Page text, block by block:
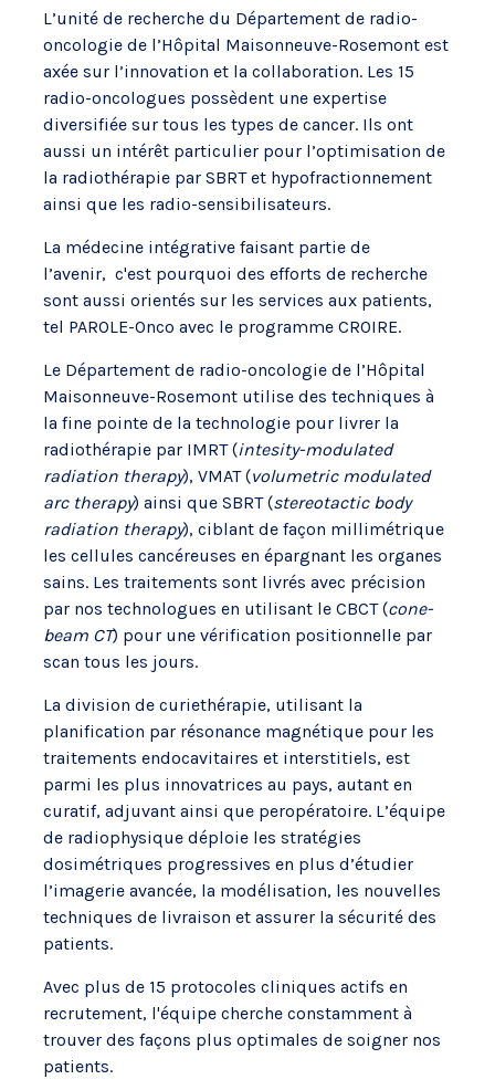
L’unité de recherche du Département de radio-
oncologie de l’Hôpital Maisonneuve-Rosemont est
axée sur l’innovation et la collaboration. Les 15
radio-oncologues possèdent une expertise
diversifiée sur tous les types de cancer. Ils ont
aussi un intérêt particulier pour l’optimisation de
la radiothérapie par SBRT et hypofractionnement
ainsi que les radio-sensibilisateurs.
La médecine intégrative faisant partie de
l’avenir, c'est pourquoi des efforts de recherche
sont aussi orientés sur les services aux patients,
tel PAROLE-Onco avec le programme CROIRE.
Le Département de radio-oncologie de l’Hôpital
Maisonneuve-Rosemont utilise des techniques à
la fine pointe de la technologie pour livrer la
radiothérapie par IMRT (intesity-modulated
radiation therapy), VMAT (volumetric modulated
arc therapy) ainsi que SBRT (stereotactic body
radiation therapy), ciblant de façon millimétrique
les cellules cancéreuses en épargnant les organes
sains. Les traitements sont livrés avec précision
par nos technologues en utilisant le CBCT (cone-
beam CT) pour une vérification positionnelle par
scan tous les jours.
La division de curiethérapie, utilisant la
planification par résonance magnétique pour les
traitements endocavitaires et interstitiels, est
parmi les plus innovatrices au pays, autant en
curatif, adjuvant ainsi que peropératoire. L’équipe
de radiophysique déploie les stratégies
dosimétriques progressives en plus d’étudier
l’imagerie avancée, la modélisation, les nouvelles
techniques de livraison et assurer la sécurité des
patients.
Avec plus de 15 protocoles cliniques actifs en
recrutement, l'équipe cherche constamment à
trouver des façons plus optimales de soigner nos
patients.